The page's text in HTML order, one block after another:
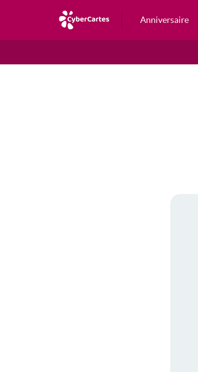
Anniversaire